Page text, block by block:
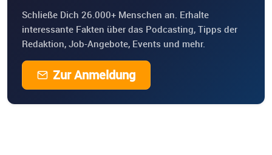
Schließe Dich 26.000+ Menschen an. Erhalte
interessante Fakten über das Podcasting, Tipps der
Redaktion, Job-Angebote, Events und mehr.
Zur Anmeldung